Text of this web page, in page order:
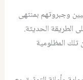
وجبروتهم بمنتهى
الطريقة الحديثة.
تلك المظلومية